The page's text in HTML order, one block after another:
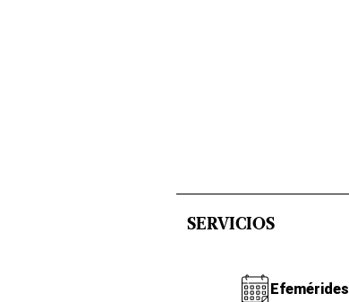
SERVICIOS
Efemérides